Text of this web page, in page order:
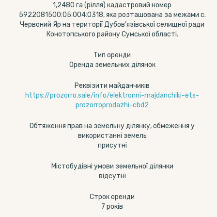
1,2480 га (рілля) кадастровий номер
5922081500:05:004:0318, яка розташована за межами с.
Червоний Яр на території Дубов’язівської селищної ради
Конотопського району Сумської області.
Тип оренди
Оренда земельних ділянок
Реквізити майданчиків
https://prozorro.sale/info/elektronni-majdanchiki-ets-
prozorroprodazhi-cbd2
Обтяження прав на земельну ділянку, обмеження у
використанні земель
присутні
Містобудівні умови земельної ділянки
відсутні
Строк оренди
7 років